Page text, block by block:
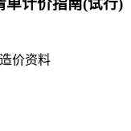
单计价指南(试行)